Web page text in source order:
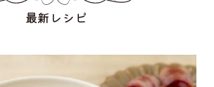
最新レシピ